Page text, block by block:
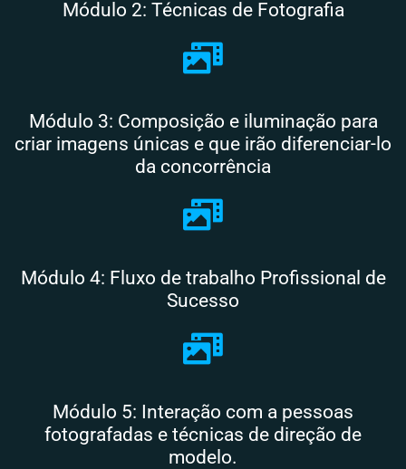
Módulo 2: Técnicas de Fotografia
Módulo 3: Composição e iluminação para
criar imagens únicas e que irão diferenciar-lo
da concorrência
Módulo 4: Fluxo de trabalho Profissional de
Sucesso
Módulo 5: Interação com a pessoas
fotografadas e técnicas de direção de
modelo.